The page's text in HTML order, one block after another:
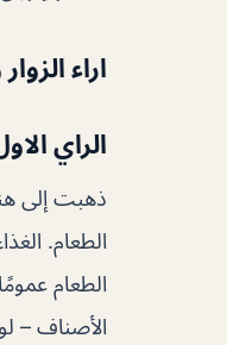
اراء
الراي
ذهبت إلى
الطعام
الأصناف –